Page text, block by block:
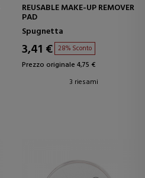
REUSABLE MAKE-UP REMOVER
PAD
Spugnetta
3,41 € 28% Sconto
Prezzo originale 4,75 €
3 riesami